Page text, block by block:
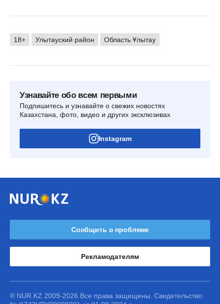
18+ Улытауский район Область Ұлытау
Узнавайте обо всем первыми
Подпишитесь и узнавайте о свежих новостях
Казахстана, фото, видео и других эксклюзивах
Instagram
Сообщить о проблеме
Рекламодателям
® NUR.KZ 2009-2026 Все права защищены. Свидетельство